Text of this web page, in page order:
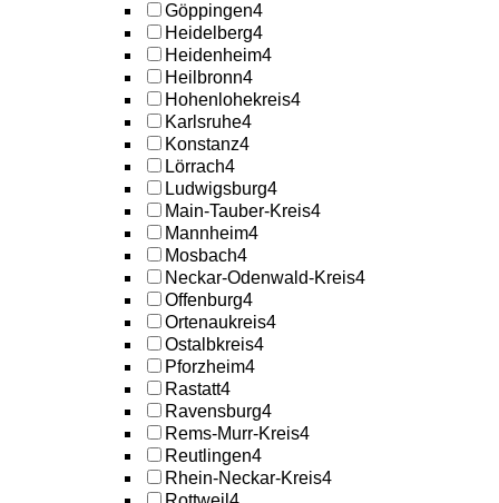
Göppingen4
Heidelberg4
Heidenheim4
Heilbronn4
Hohenlohekreis4
Karlsruhe4
Konstanz4
Lörrach4
Ludwigsburg4
Main-Tauber-Kreis4
Mannheim4
Mosbach4
Neckar-Odenwald-Kreis4
Offenburg4
Ortenaukreis4
Ostalbkreis4
Pforzheim4
Rastatt4
Ravensburg4
Rems-Murr-Kreis4
Reutlingen4
Rhein-Neckar-Kreis4